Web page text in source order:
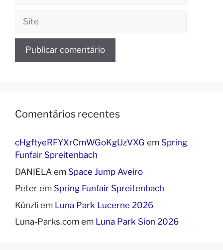
Site
Comentários recentes
cHgftyeRFYXrCmWGoKgUzVXG em Spring
Funfair Spreitenbach
DANIELA em Space Jump Aveiro
Peter em Spring Funfair Spreitenbach
Künzli em Luna Park Lucerne 2026
Luna-Parks.com em Luna Park Sion 2026